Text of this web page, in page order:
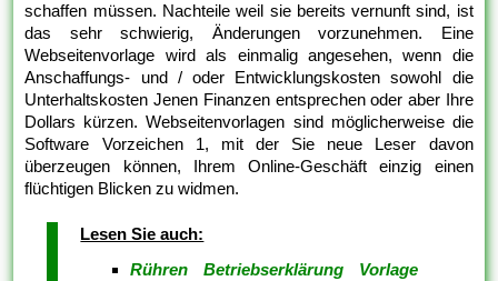
schaffen müssen. Nachteile weil sie bereits vernunft sind, ist
das sehr schwierig, Änderungen vorzunehmen. Eine
Webseitenvorlage wird als einmalig angesehen, wenn die
Anschaffungs- und / oder Entwicklungskosten sowohl die
Unterhaltskosten Jenen Finanzen entsprechen oder aber Ihre
Dollars kürzen. Webseitenvorlagen sind möglicherweise die
Software Vorzeichen 1, mit der Sie neue Leser davon
überzeugen können, Ihrem Online-Geschäft einzig einen
flüchtigen Blicken zu widmen.
Lesen Sie auch:
Rühren Betriebserklärung Vorlage